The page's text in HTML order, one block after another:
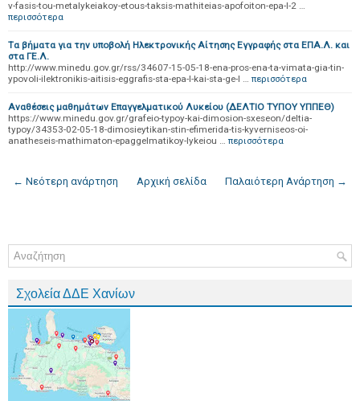
v-fasis-tou-metalykeiakoy-etous-taksis-mathiteias-apofoiton-epa-l-2 …
περισσότερα
Tα βήματα για την υποβολή Ηλεκτρονικής Αίτησης Εγγραφής στα ΕΠΑ.Λ. και
στα ΓΕ.Λ.
http://www.minedu.gov.gr/rss/34607-15-05-18-ena-pros-ena-ta-vimata-gia-tin-
ypovoli-ilektronikis-aitisis-eggrafis-sta-epa-l-kai-sta-ge-l … περισσότερα
Αναθέσεις μαθημάτων Επαγγελματικού Λυκείου (ΔΕΛΤΙΟ ΤΥΠΟΥ ΥΠΠΕΘ)
https://www.minedu.gov.gr/grafeio-typoy-kai-dimosion-sxeseon/deltia-
typoy/34353-02-05-18-dimosieytikan-stin-efimerida-tis-kyverniseos-oi-
anatheseis-mathimaton-epaggelmatikoy-lykeiou … περισσότερα
← Νεότερη ανάρτηση Παλαιότερη Ανάρτηση →
Αρχική σελίδα
Σχολεία ΔΔΕ Χανίων